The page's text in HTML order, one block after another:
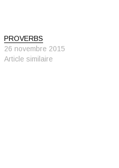
PROVERBS
26 novembre 2015
Article similaire